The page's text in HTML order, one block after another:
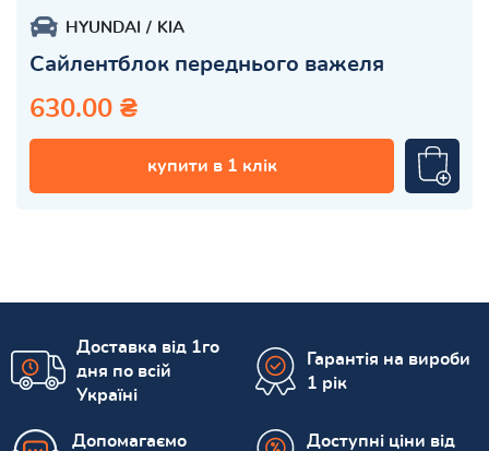
HYUNDAI KIA
Сайлентблок переднього важеля
630.00 ₴
купити в 1 клік
Доставка від 1го
дня по всій
Україні
Гарантія на вироби
1 рік
Допомагаємо
Доступні ціни від